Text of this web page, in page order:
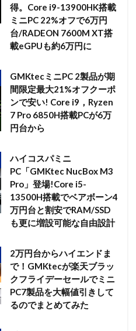
得。Core i9-13900HK搭載
ミニPC 22%オフで6万円
台/RADEON 7600M XT搭
載eGPUも約6万円に
GMKtecミニPC 2製品が期
間限定最大21%オフクーポ
ンで安い! Core i9，Ryzen
7 Pro 6850H搭載PCが6万
円台から
ハイコスパミニ
PC「GMKtec NucBox M3
Pro」登場!Core i5-
13500H搭載でベアボーン4
万円台と割安でRAM/SSD
も更に増設可能な自由設計
2万円台からハイエンドま
で！GMKtecが楽天ブラッ
クフライデーセールでミニ
PC7製品を大幅値引きして
るのでまとめてみた